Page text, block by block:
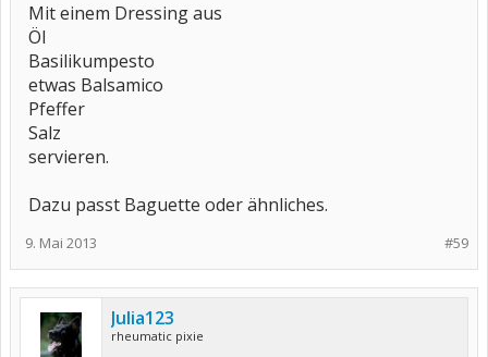
Mit einem Dressing aus
Öl
Basilikumpesto
etwas Balsamico
Pfeffer
Salz
servieren.
Dazu passt Baguette oder ähnliches.
#59
9. Mai 2013
Julia123
rheumatic pixie